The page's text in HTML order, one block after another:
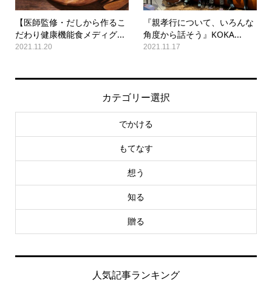
【医師監修・だしから作るこ
だわり健康機能食メディグ...
2021.11.20
『親孝行について、いろんな
角度から話そう』KOKA...
2021.11.17
カテゴリー選択
でかける
もてなす
想う
知る
贈る
人気記事ランキング